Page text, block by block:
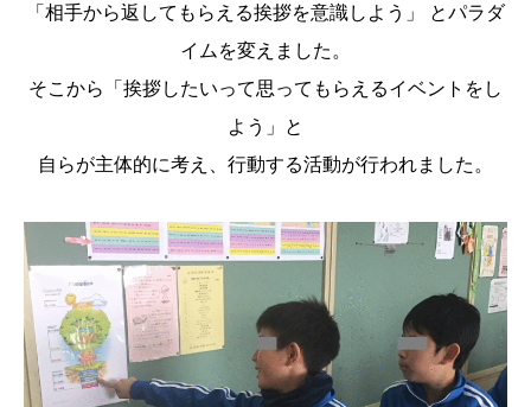
「相手から返してもらえる挨拶を意識しよう」 とパラダ
イムを変えました。
そこから「挨拶したいって思ってもらえるイベントをし
よう」と
自らが主体的に考え、行動する活動が行われました。